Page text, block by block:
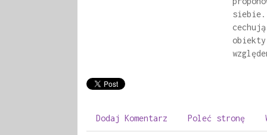
siebie.
Dodaj Komentarz Poleć stronę